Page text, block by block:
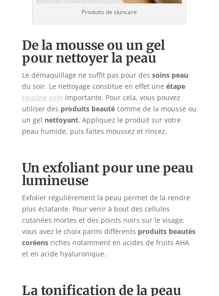
Produits de skincare
De la mousse ou un gel
pour nettoyer la peau
Le démaquillage ne suffit pas pour des soins peau
du soir. Le nettoyage constitue en effet une étape
routine soin importante. Pour cela, vous pouvez
utiliser des produits beautécomme de la mousse ou
un gel nettoyant. Appliquez le produit sur votre
peau humide, puis faites moussez et rincez.
Un exfoliant pour une peau
lumineuse
Exfolier régulièrement la peau permet de la rendre
plus éclatante. Pour venir à bout des cellules
cutanées mortes et des points noirs sur le visage,
vous avez le choix parmi différents produits beautés
coréensriches notamment en acides de fruits AHA
et en acide hyaluronique.
La tonification de la peau